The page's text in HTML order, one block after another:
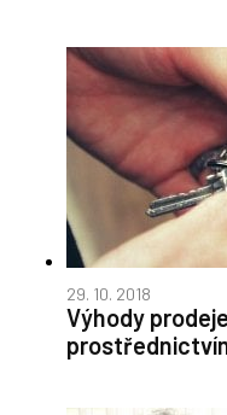
29. 10. 2018
Výhody